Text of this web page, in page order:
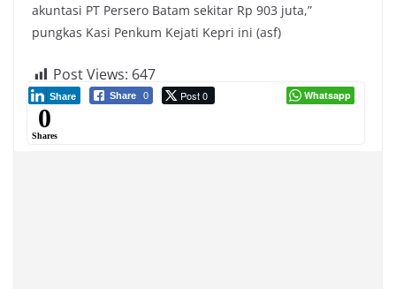
akuntasi PT Persero Batam sekitar Rp 903 juta,”
pungkas Kasi Penkum Kejati Kepri ini (asf)
Post Views: 647
Share 0 Post 0
Share Whatsapp
0
Shares